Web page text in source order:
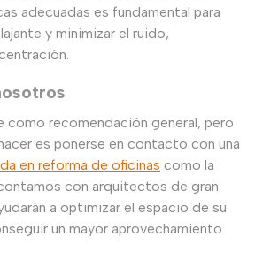
adecuadas es fundamental para
y minimizar el ruido,
como recomendación general, pero
es ponerse en contacto con una
en reforma de oficinas como la
con arquitectos de gran
a optimizar el espacio de su
un mayor aprovechamiento